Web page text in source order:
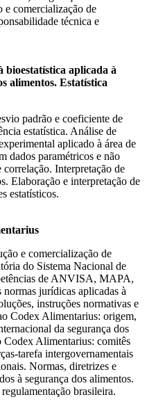
e comercialização de
técnica e
bioestatística aplicada à
alimentos. Estatística
padrão e coeficiente de
estatística. Análise de
aplicado à área de
dados paramétricos e não
correlação. Interpretação de
Elaboração e interpretação de
estatísticos.
e comercialização de
do Sistema Nacional de
de ANVISA, MAPA,
jurídicas aplicadas à
instruções normativas e
Codex Alimentarius: origem,
da segurança dos
Codex Alimentarius: comitês
tarefa intergovernamentais
Normas, diretrizes e
à segurança dos alimentos.
brasileira.